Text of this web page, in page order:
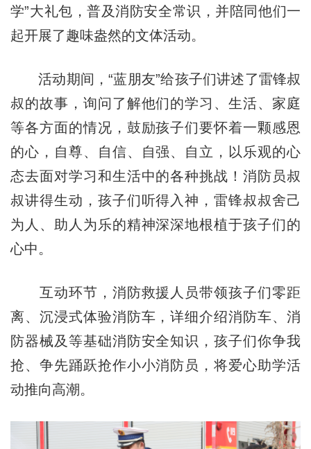
学”大礼包，普及消防安全常识，并陪同他们一
起开展了趣味盎然的文体活动。
活动期间，“蓝朋友”给孩子们讲述了雷锋叔
叔的故事，询问了解他们的学习、生活、家庭
等各方面的情况，鼓励孩子们要怀着一颗感恩
的心，自尊、自信、自强、自立，以乐观的心
态去面对学习和生活中的各种挑战！消防员叔
叔讲得生动，孩子们听得入神，雷锋叔叔舍己
为人、助人为乐的精神深深地根植于孩子们的
心中。
互动环节，消防救援人员带领孩子们零距
离、沉浸式体验消防车，详细介绍消防车、消
防器械及等基础消防安全知识，孩子们你争我
抢、争先踊跃抢作小小消防员，将爱心助学活
动推向高潮。